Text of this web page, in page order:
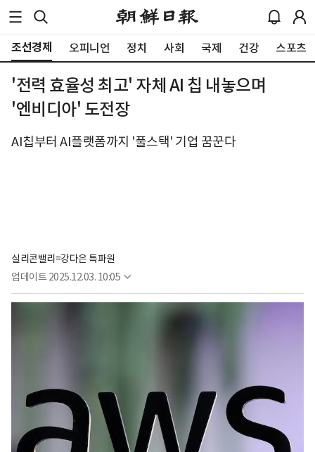
조선경제 오피니언 정치 사회 국제 건강 스포츠
'전력 효율성 최고' 자체 AI 칩 내놓으며
'엔비디아' 도전장
AI칩부터 AI플랫폼까지 '풀스택' 기업 꿈꾼다
실리콘밸리=강다은 특파원
업데이트 2025.12.03. 10:05